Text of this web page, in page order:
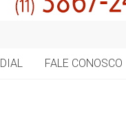
FALE CONOSCO